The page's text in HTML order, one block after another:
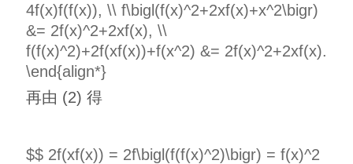
4f(x)f(f(x)), \\ f\bigl(f(x)^2+2xf(x)+x^2\bigr)
&= 2f(x)^2+2xf(x), \\
f(f(x)^2)+2f(xf(x))+f(x^2) &= 2f(x)^2+2xf(x).
\end{align*}
再由 (2) 得
$$ 2f(xf(x)) = 2f\bigl(f(f(x)^2)\bigr) = f(x)^2